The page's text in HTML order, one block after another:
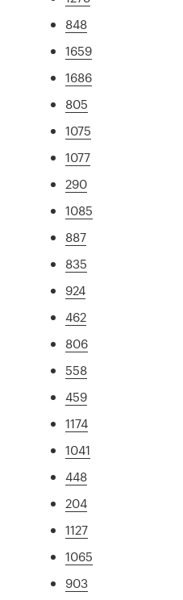
848
1659
1686
805
1075
1077
290
1085
887
835
924
462
806
558
459
1174
1041
448
204
1127
1065
903